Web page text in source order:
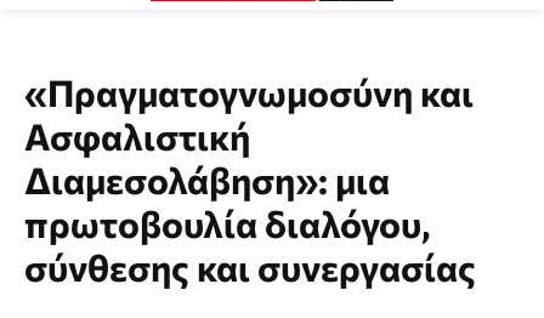
«Πραγματογνωμοσύνη και
Ασφαλιστική
Διαμεσολάβηση»: μια
πρωτοβουλία διαλόγου,
σύνθεσης και συνεργασίας